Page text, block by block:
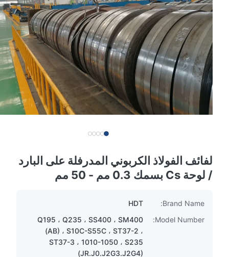
لفائف الفولاذ الكربوني المدرفلة على البارد
/ لوحة Cs بسمك 0.3 مم - 50 مم
Brand Name:
Model Number:
Q195 ، Q235 ، SS400 ، SM400
(AB) ، S10C-S55C ، ST37-2 ،
ST37-3 ، 1010-1050 ، S235
(JR.J0.J2G3.J2G4)